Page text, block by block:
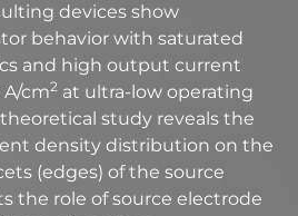
devices show
behavior with saturated
and high output current
A/cm2 at ultra-low operating
theoretical study reveals the
density distribution on the
(edges) of the source
the role of source electrode